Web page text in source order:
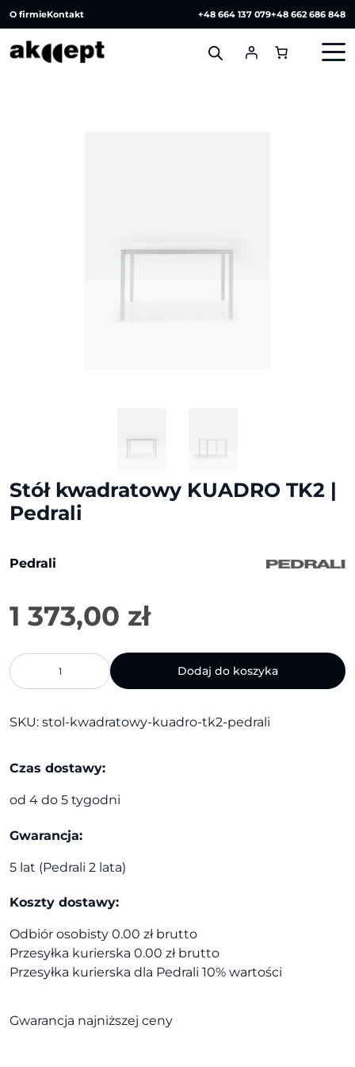
O firmieKontakt +48 664 137 079+48 662 686 848
Stół kwadratowy KUADRO TK2 |
Pedrali
Pedrali
1 373,00 zł
ilość
Stół
kwadratowy
TK2
Pedrali
Dodaj do koszyka
SKU: stol-kwadratowy-kuadro-tk2-pedrali
Czas dostawy:
od 4 do 5 tygodni
Gwarancja:
5 lat (Pedrali 2 lata)
Koszty dostawy:
Odbiór osobisty 0.00 zł brutto
Przesyłka kurierska 0.00 zł brutto
Przesyłka kurierska dla Pedrali 10% wartości
Gwarancja najniższej ceny